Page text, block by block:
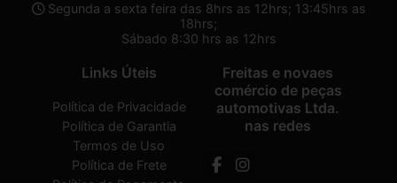
Segunda a sexta feira das 8hrs as 12hrs; 13:45hrs as
18hrs;
Sábado 8:30 hrs as 12hrs
Links Úteis
Política de Privacidade
Política de Garantia
Termos de Uso
Política de Frete
Freitas e novaes
comércio de peças
automotivas Ltda.
nas redes